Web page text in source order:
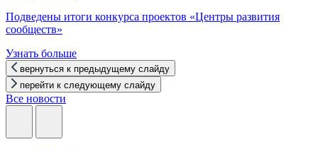
Подведены итоги конкурса проектов «Центры развития
сообществ»
Узнать больше
вернуться к предыдущему слайду
перейти к следующему слайду
Все новости